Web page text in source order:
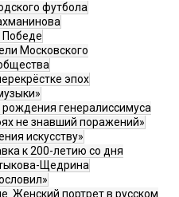
футбола
Победе
Московского
эпох
генералиссимуса
не знавший поражений»
искусству»
к 200-летию со дня
Щедрина
Женский портрет в русском